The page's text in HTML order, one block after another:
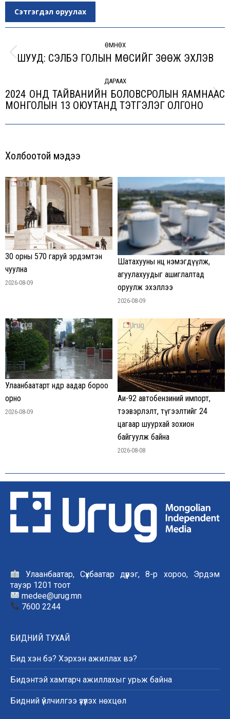
Сэтгэгдэл оруулах
navigation
ӨМНӨХ
Previous
ШУУД: СЭЛБЭ ГОЛЫН МӨСИЙГ ЗӨӨЖ ЭХЛЭВ
ДАРААХ
Next
post:
2024 ОНД ТАЙВАНИЙН БОЛОВСРОЛЫН ЯАМНААС
МОНГОЛЫН 13 ОЮУТАНД ТЭТГЭЛЭГ ОЛГОНО
Холбоотой мэдээ
30 орны 570 гаруй эрдэмтэн
чуулна
2026-08-09
Шатахууны нөөц нэмэгдүүлж,
агуулахуудыг ашиглалтад
оруулж эхэллээ
2026-08-09
Улаанбаатарт өнөөдөр аадар бороо
орно
2026-08-09
Аи-92 автобензиний импорт,
тээвэрлэлт, түгээлтийг 24
цагаар шуурхай зохион
байгуулж байна
2026-08-08
Улаанбаатар, Сүхбаатар дүүрэг, 8-р хороо, Эрдэм
тауэр 1201 тоот
medee@urug.mn
7600 2244
БИДНИЙ ТУХАЙ
Бид хэн бэ? Хэрхэн ажиллах вэ?
Бидэнтэй хамтарч ажиллахыг урьж байна
Бидний үйлчилгээ үзүүлэх нөхцөл